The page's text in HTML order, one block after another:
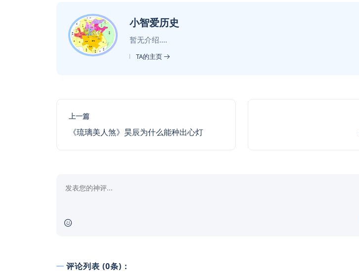
小智爱历史
暂无介绍....
TA的主页
上一篇
《琉璃美人煞》昊辰为什么能种出心灯
评论列表 (0条)：